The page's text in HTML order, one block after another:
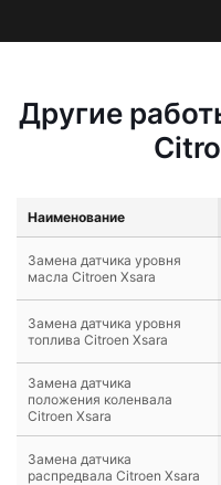
Другие
Наименование
Замена датчика уровня
масла Citroen Xsara
Замена датчика уровня
топлива Citroen Xsara
Замена датчика
положения коленвала
Citroen Xsara
Замена датчика
распредвала Citroen Xsara